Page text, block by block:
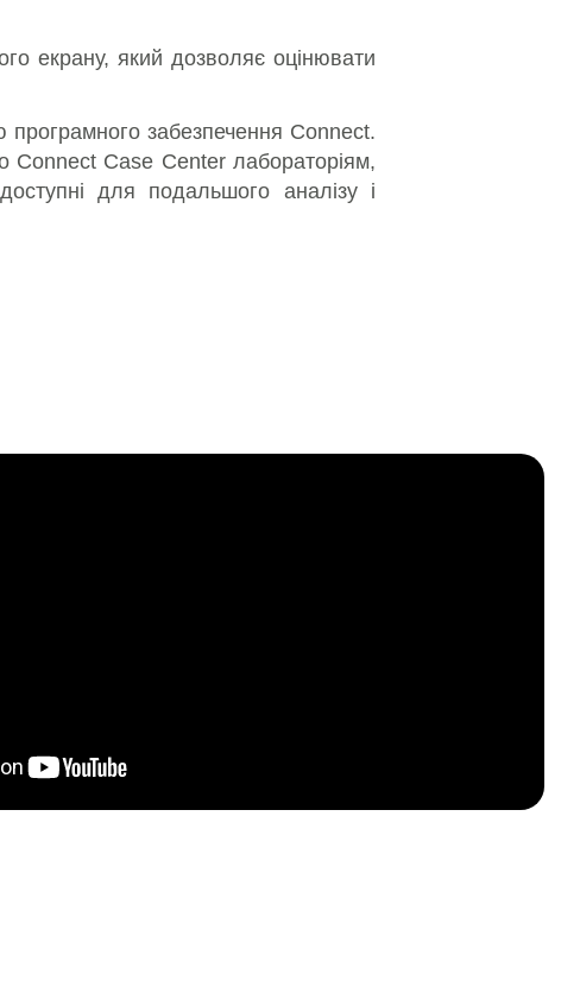
екрану, який дозволяє оцінювати
забезпечення Connect.
Connect Case Center лабораторіям,
для подальшого аналізу і